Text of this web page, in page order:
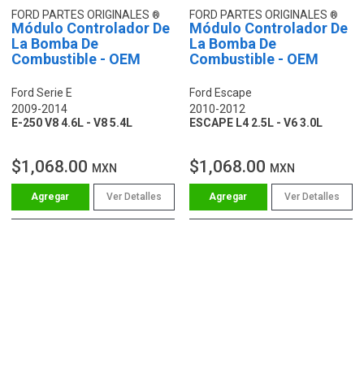
FORD PARTES ORIGINALES
Módulo Controlador De
La Bomba De
Combustible - OEM
Ford Serie E
2009-2014
E-250 V8 4.6L - V8 5.4L
$1,068.00 MXN
Ver Detalles
FORD PARTES ORIGINALES
Módulo Controlador De
La Bomba De
Combustible - OEM
Ford Escape
2010-2012
ESCAPE L4 2.5L - V6 3.0L
$1,068.00 MXN
Ver Detalles